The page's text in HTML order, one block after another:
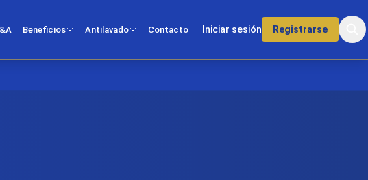
Beneficios Antilavado Contacto Iniciar sesión Registrarse